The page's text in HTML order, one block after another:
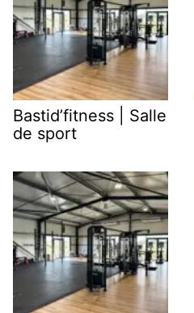
Bastid’fitness | Salle
de sport